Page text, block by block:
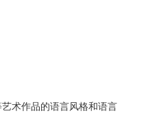
术作品的语言风格和语言